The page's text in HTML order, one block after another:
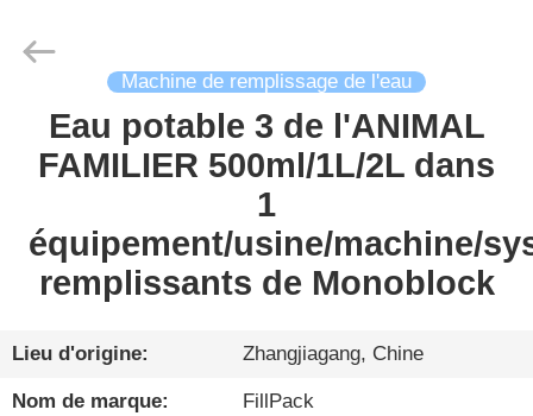
MAISON
AU
SUJET
DE
NOUS
PACK
Machinery
Reserved.
Machine de remplissage de l'eau
Eau potable 3 de l'ANIMAL
FAMILIER 500ml/1L/2L dans
1
équipement/usine/machine/
remplissants de Monoblock
Lieu d'origine: Zhangjiagang, Chine
Nom de marque: FillPack